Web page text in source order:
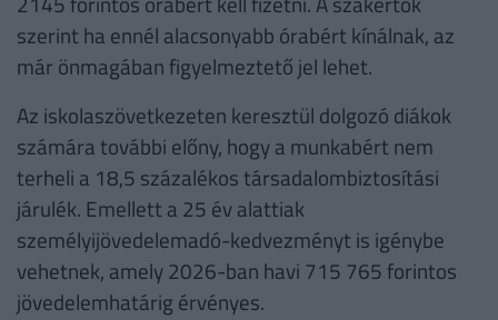
szerint ha ennél alacsonyabb órabért kínálnak, az
már önmagában figyelmeztető jel lehet.
Az iskolaszövetkezeten keresztül dolgozó diákok
számára további előny, hogy a munkabért nem
terheli a 18,5 százalékos társadalombiztosítási
járulék. Emellett a 25 év alattiak
személyijövedelemadó-kedvezményt is igénybe
vehetnek, amely 2026-ban havi 715 765 forintos
jövedelemhatárig érvényes.